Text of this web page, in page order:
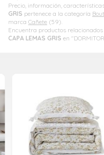
Precio, información,
GRIS pertenece a la categoría
marca Cañete (59).
Encuentra productos
CAPA LEMAS GRIS en